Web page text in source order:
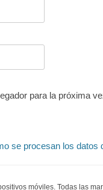
para la próxima
se procesan los datos
móviles. Todas las